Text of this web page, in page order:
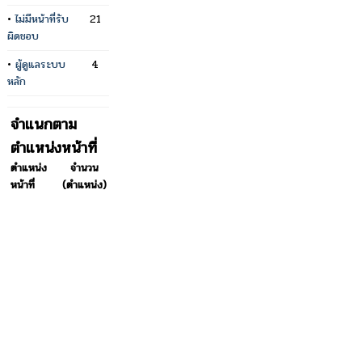
•ไม่มีหน้าที่รับ
ผิดชอบ
21
• ผู้ดูแลระบบ
หลัก
4
จำแนกตาม
ตำแหน่งหน้าที่
ตำแหน่ง
หน้าที่
จำนวน
(ตำแหน่ง)